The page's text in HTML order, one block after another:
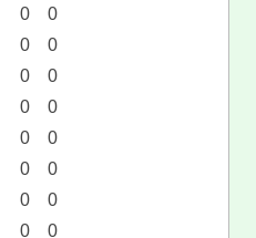
0
0
0
0
0
0
0
0
0
0
0
0
0
0
0
0